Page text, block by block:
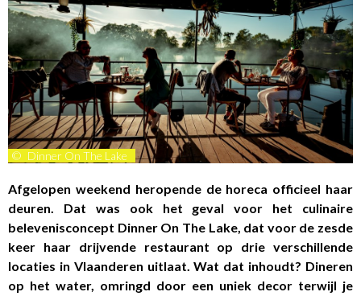
© Dinner On The Lake
Afgelopen weekend heropende de horeca officieel haar
deuren. Dat was ook het geval voor het culinaire
belevenisconcept Dinner On The Lake, dat voor de zesde
keer haar drijvende restaurant op drie verschillende
locaties in Vlaanderen uitlaat. Wat dat inhoudt? Dineren
op het water, omringd door een uniek decor terwijl je